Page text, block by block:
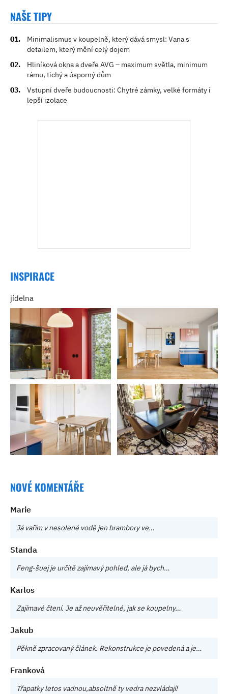
NAŠE TIPY
Minimalismus v koupelně, který dává smysl: Vana s
detailem, který mění celý dojem
Hliníková okna a dveře AVG – maximum světla, minimum
rámu, tichý a úsporný dům
Vstupní dveře budoucnosti: Chytré zámky, velké formáty i
lepší izolace
INSPIRACE
jídelna
NOVÉ KOMENTÁŘE
Marie
Já vařím v nesolené vodě jen brambory ve…
Standa
Feng-šuej je určitě zajímavý pohled, ale já bych…
Karlos
Zajímavé čtení. Je až neuvěřitelné, jak se koupelny…
Jakub
Pěkně zpracovaný článek. Rekonstrukce je povedená a je…
Franková
Třapatky letos vadnou,absoltně ty vedra nezvládají!